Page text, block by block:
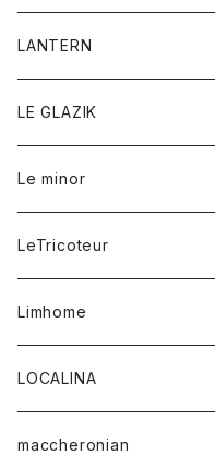
フリース
マフラー
リング
バンダナ
ジャケット
タンクトップ
Tシャツ
オーバーオール
ショートパンツ
レディース
アウター
カーディガン
シャツ
オーバーオール
ショートパンツ
レディース
オーバーオール
シャツ
ワンピース
ワンピース
Gジャケット
スウェット
帽子
アウター
LANTERN
アウター
Tシャツ
LE GLAZIK
レディース
コート
シャツ
Le minor
ボトム
スカート
パンツ
レディース
アウター
カットソー
トップス
シャツ
LeTricoteur
カーディガン
Limhome
LOCALINA
ロングスリーブテーシャツ
maccheronian